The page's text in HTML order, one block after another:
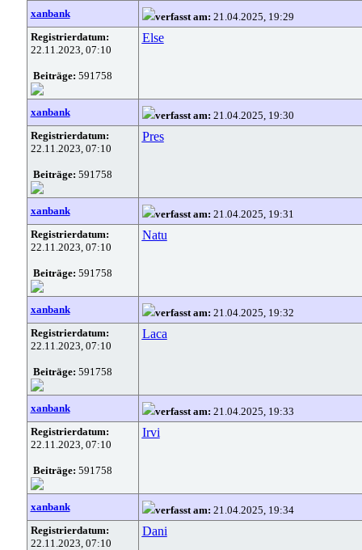
xanbank verfasst am: 21.04.2025, 19:29
Registrierdatum:
22.11.2023, 07:10
Beiträge: 591758
Else
xanbank verfasst am: 21.04.2025, 19:30
Registrierdatum:
22.11.2023, 07:10
Beiträge: 591758
Pres
xanbank verfasst am: 21.04.2025, 19:31
Registrierdatum:
22.11.2023, 07:10
Beiträge: 591758
Natu
xanbank verfasst am: 21.04.2025, 19:32
Registrierdatum:
22.11.2023, 07:10
Beiträge: 591758
Laca
xanbank verfasst am: 21.04.2025, 19:33
Registrierdatum:
22.11.2023, 07:10
Beiträge: 591758
Irvi
xanbank verfasst am: 21.04.2025, 19:34
Registrierdatum:
22.11.2023, 07:10
Dani